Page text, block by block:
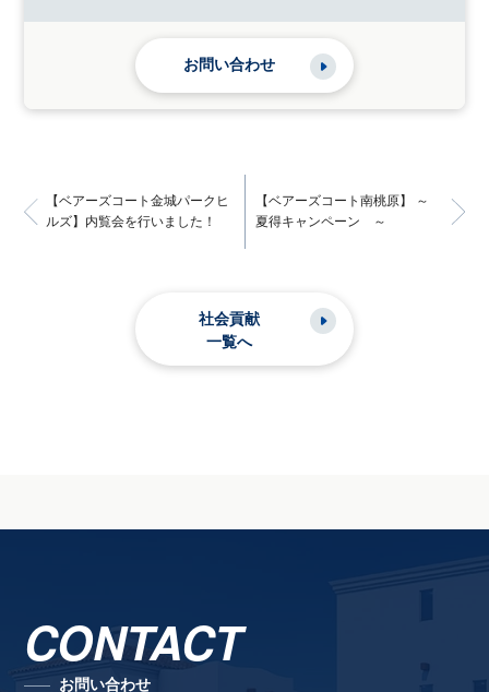
お問い合わせ
【ベアーズコート金城パークヒ
ルズ】内覧会を行いました！
【ベアーズコート南桃原】 ～
夏得キャンペーン ～
社会貢献
一覧へ
CONTACT
お問い合わせ